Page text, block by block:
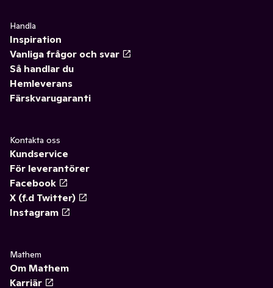
Handla
Inspiration
Vanliga frågor och svar
Så handlar du
Hemleverans
Färskvarugaranti
Kontakta oss
Kundservice
För leverantörer
Facebook
X (f.d Twitter)
Instagram
Mathem
Om Mathem
Karriär